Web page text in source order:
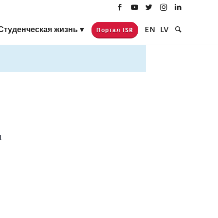
жизнь Портал ISR EN LV